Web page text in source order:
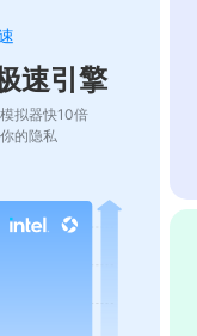
速引擎
拟器快10倍
的隐私